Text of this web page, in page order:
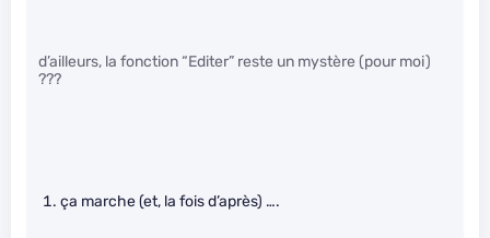
d’ailleurs, la fonction “Editer” reste un mystère (pour moi)
???
ça marche (et, la fois d’après) ….